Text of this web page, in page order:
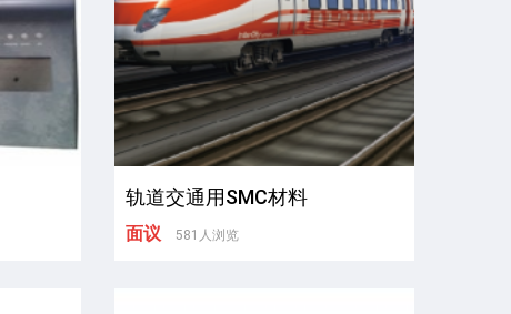
轨道交通用SMC材料
面议 581人浏览